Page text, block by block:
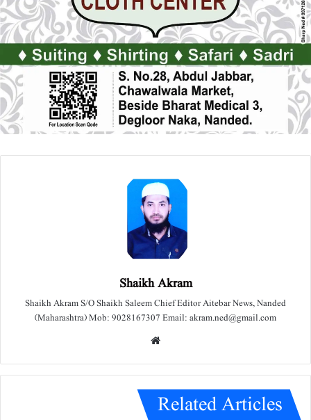
Shaikh Akram
Shaikh Akram S/O Shaikh Saleem Chief Editor Aitebar News, Nanded
(Maharashtra) Mob: 9028167307 Email: akram.ned@gmail.com
e
Related Articles